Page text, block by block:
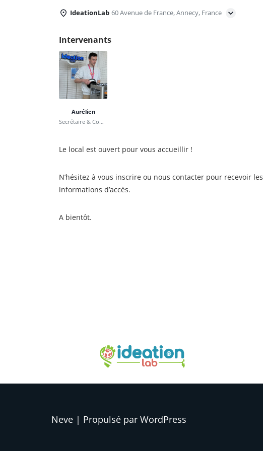
IdeationLab 60 Avenue de France, Annecy, France
Intervenants
Aurélien
Secrétaire & Communication
Le local est ouvert pour vous accueillir !
N’hésitez à vous inscrire ou nous contacter pour recevoir les
informations d’accès.
A bientôt.
Neve | Propulsé par WordPress